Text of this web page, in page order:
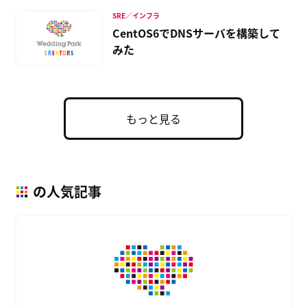
CentOS6でDNSサーバを構築して
みた
SRE／インフラ
もっと見る
の人気記事